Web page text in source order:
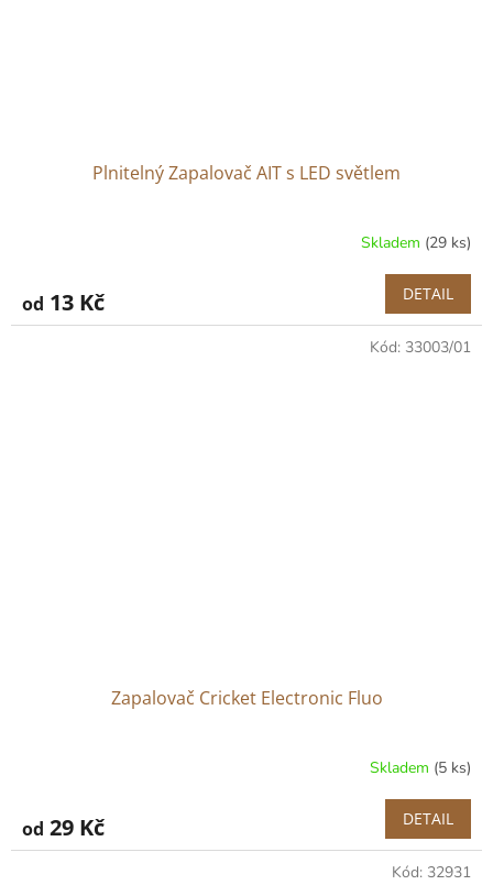
Plnitelný Zapalovač AIT s LED světlem
Skladem (29 ks)
od 13 Kč DETAIL
Zapalovač Cricket Electronic Fluo
Skladem (5 ks)
od 29 Kč DETAIL
Kód: 33003/01
Kód: 32931